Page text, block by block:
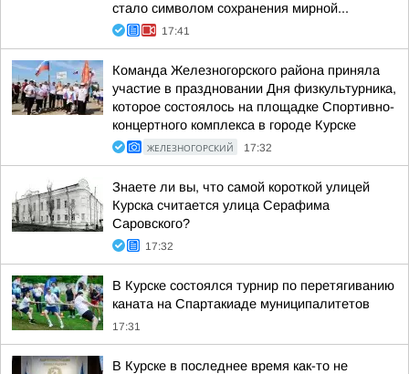
стало символом сохранения мирной...
17:41
Команда Железногорского района приняла
участие в праздновании Дня физкультурника,
которое состоялось на площадке Спортивно-
концертного комплекса в городе Курске
ЖЕЛЕЗНОГОРСКИЙ 17:32
Знаете ли вы, что самой короткой улицей
Курска считается улица Серафима
Саровского?
17:32
В Курске состоялся турнир по перетягиванию
каната на Спартакиаде муниципалитетов
17:31
В Курске в последнее время как-то не